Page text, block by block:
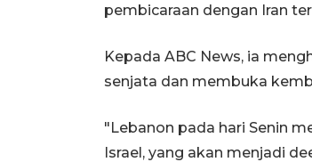
pembicaraan dengan Iran
Kepada ABC News, ia
senjata dan membuka
"Lebanon pada hari Senin
Israel, yang akan menjadi